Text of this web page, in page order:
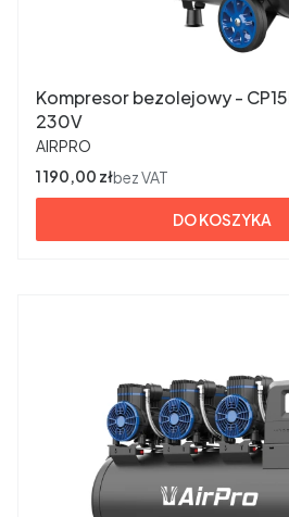
Kompresor bezolejowy -
230V
PRODUCENT
AIRPRO
Cena
1 190,00 złbez VAT
DO KOSZYKA